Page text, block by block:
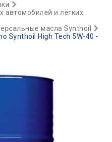
автомобилей и лёгких
масла Synthoil
Synthoil High Tech 5W-40 -